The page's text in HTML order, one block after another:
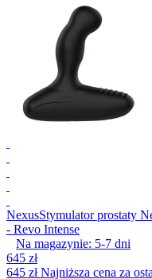
NexusStymulator prostaty
- Revo Intense
Na magazynie: 5-7 dni
645 zł
645 złNajniższa cena za